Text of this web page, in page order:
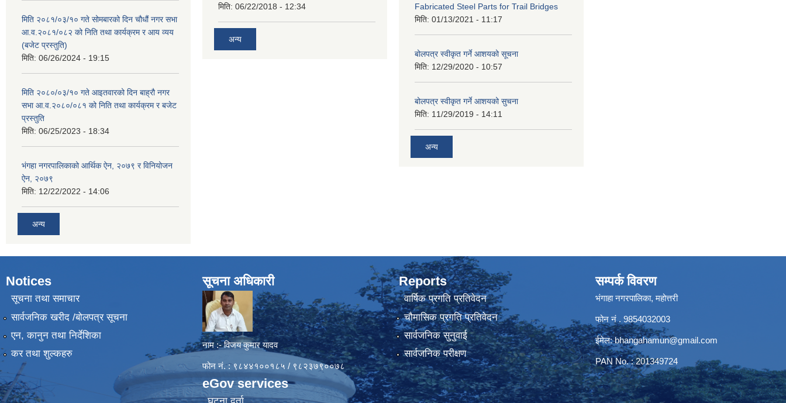
मिति २०८१/०३/१० गते सोमबारको दिन चौधौं नगर सभा
आ.व.२०८१/०८२ को निति तथा कार्यक्रम र आय व्यय
(बजेट प्रस्तुति)
मिति: 06/26/2024 - 19:15
मिति २०८०/०३/१० गते आइतवारको दिन बाह्रौ नगर
सभा आ.व.२०८०/०८१ को निति तथा कार्यक्रम र बजेट
प्रस्तुति
मिति: 06/25/2023 - 18:34
भंगहा नगरपालिकाको आर्थिक ऐन, २०७९ र विनियोजन
ऐन, २०७९
मिति: 12/22/2022 - 14:06
अन्य
मिति: 06/22/2018 - 12:34
अन्य
Fabricated Steel Parts for Trail Bridges
मिति: 01/13/2021 - 11:17
बोलपत्र स्वीकृत गर्ने आशयको सूचना
मिति: 12/29/2020 - 10:57
बोलपत्र स्वीकृत गर्ने आशयको सुचना
मिति: 11/29/2019 - 14:11
अन्य
Notices
सूचना तथा समाचार
सार्वजनिक खरीद /बोलपत्र सूचना
एन, कानुन तथा निर्देशिका
कर तथा शुल्कहरु
सूचना अधिकारी
नाम :- विजय कुमार यादव
फोन नं. : ९८४४१००१८५ / ९८२३७९००७८
eGov services
Reports
वार्षिक प्रगति प्रतिवेदन
चौमासिक प्रगति प्रतिवेदन
सार्वजनिक सुनुवाई
सार्वजनिक परीक्षण
सम्पर्क विवरण
भंगाहा नगरपालिका, महोत्तरी
फोन नं . 9854032003
ईमेल:bhangahamun@gmail.com
PAN No. : 201349724